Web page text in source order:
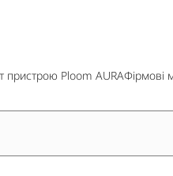
пристрою Ploom AURAФірмові